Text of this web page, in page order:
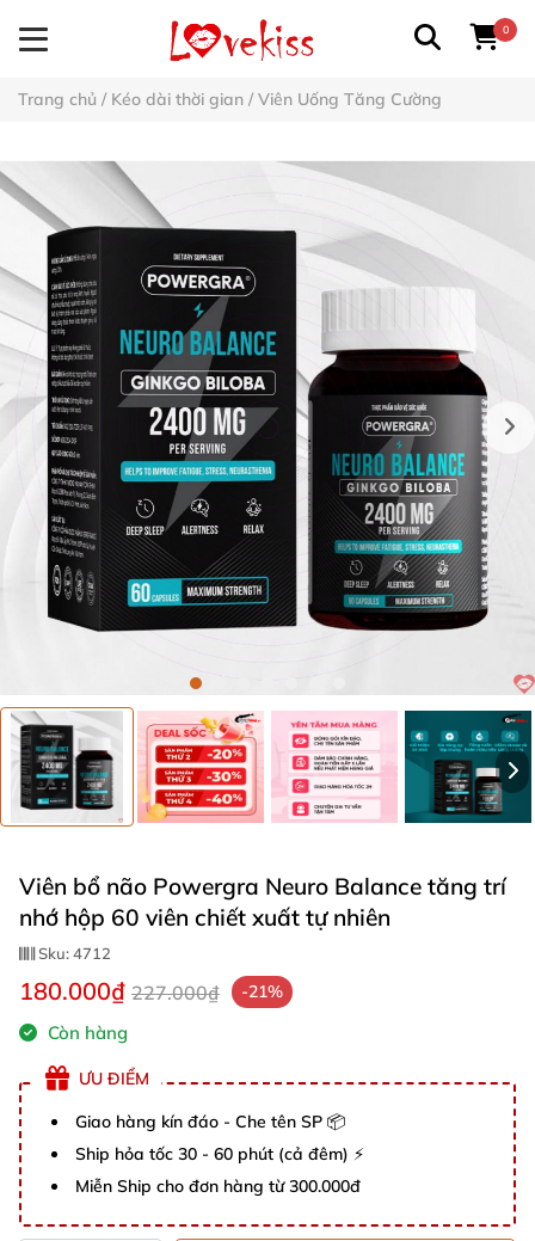
0
Trang chủ / Kéo dài thời gian / Viên Uống Tăng Cường
Viên bổ não Powergra Neuro Balance tăng trí
nhớ hộp 60 viên chiết xuất tự nhiên
Sku:4712
180.000₫ 227.000₫ -21%
Còn hàng
ƯU ĐIỂM
Giao hàng kín đáo - Che tên SP 📦
Ship hỏa tốc 30 - 60 phút (cả đêm) ⚡
Miễn Ship cho đơn hàng từ 300.000đ